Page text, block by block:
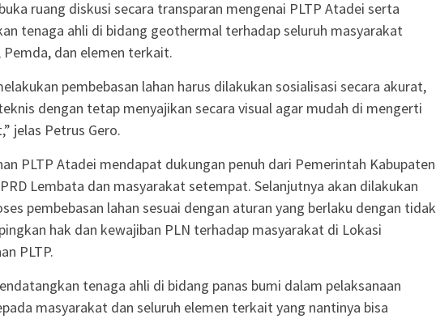
ruang diskusi secara transparan mengenai PLTP Atadei serta
tenaga ahli di bidang geothermal terhadap seluruh masyarakat
dan elemen terkait.
pembebasan lahan harus dilakukan sosialisasi secara akurat,
dengan tetap menyajikan secara visual agar mudah di mengerti
jelas Petrus Gero.
PLTP Atadei mendapat dukungan penuh dari Pemerintah Kabupaten
Lembata dan masyarakat setempat. Selanjutnya akan dilakukan
pembebasan lahan sesuai dengan aturan yang berlaku dengan tidak
hak dan kewajiban PLN terhadap masyarakat di Lokasi
PLTP.
tenaga ahli di bidang panas bumi dalam pelaksanaan
masyarakat dan seluruh elemen terkait yang nantinya bisa